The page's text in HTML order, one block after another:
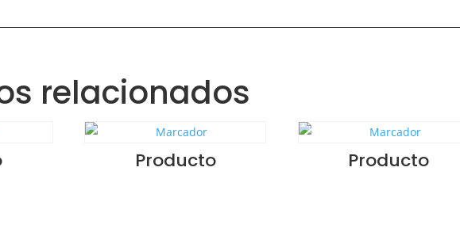
relacionados
Producto Producto